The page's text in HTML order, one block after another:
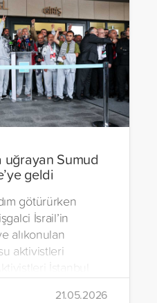
uğrayan Sumud
geldi
götürürken
İsrail’in
alıkonulan
aktivistleri
İstanbul
kişi karşıladı.
21.05.2026